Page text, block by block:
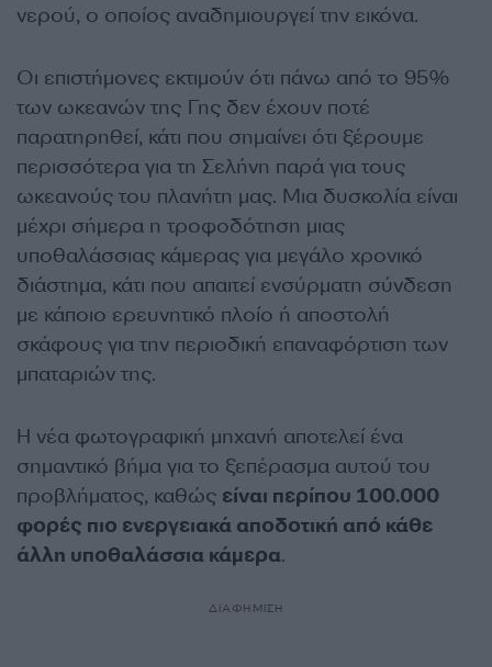
νερού, ο οποίος αναδημιουργεί την εικόνα.
Οι επιστήμονες εκτιμούν ότι πάνω από το 95%
των ωκεανών της Γης δεν έχουν ποτέ
παρατηρηθεί, κάτι που σημαίνει ότι ξέρουμε
περισσότερα για τη Σελήνη παρά για τους
ωκεανούς του πλανήτη μας. Μια δυσκολία είναι
μέχρι σήμερα η τροφοδότηση μιας
υποθαλάσσιας κάμερας για μεγάλο χρονικό
διάστημα, κάτι που απαιτεί ενσύρματη σύνδεση
με κάποιο ερευνητικό πλοίο ή αποστολή
σκάφους για την περιοδική επαναφόρτιση των
μπαταριών της.
Η νέα φωτογραφική μηχανή αποτελεί ένα
σημαντικό βήμα για το ξεπέρασμα αυτού του
προβλήματος, καθώς είναι περίπου 100.000
φορές πιο ενεργειακά αποδοτική από κάθε
άλλη υποθαλάσσια κάμερα.
ΔΙΑΦΗΜΙΣΗ